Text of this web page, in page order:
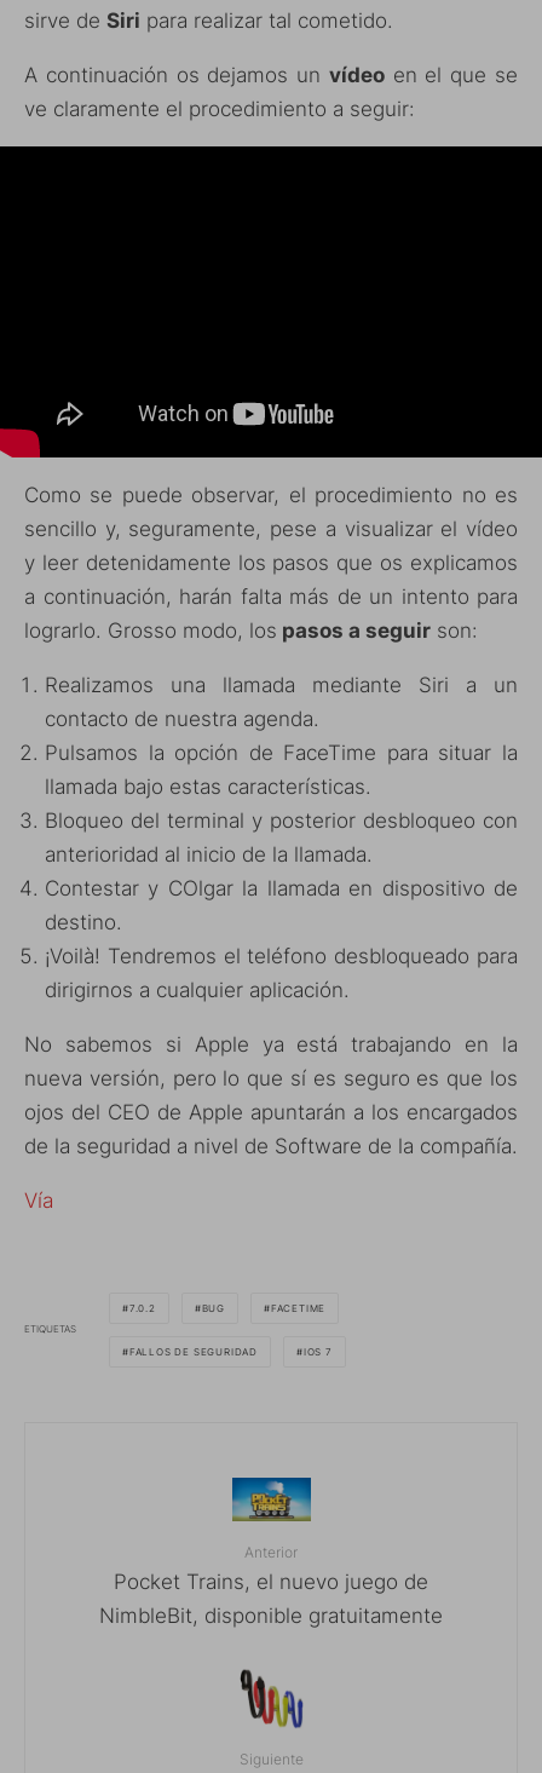
sirve de Siri para realizar tal cometido.
A continuación os dejamos un vídeoen el que se
ve claramente el procedimiento a seguir:
Como se puede observar, el procedimiento no es
sencillo y, seguramente, pese a visualizar el vídeo
y leer detenidamente los pasos que os explicamos
a continuación, harán falta más de un intento para
lograrlo. Grosso modo, los pasos a seguir son:
Realizamos una llamada mediante Siri a un
contacto de nuestra agenda.
Pulsamos la opción de FaceTime para situar la
llamada bajo estas características.
Bloqueo del terminal y posterior desbloqueo con
anterioridad al inicio de la llamada.
Contestar y COlgar la llamada en dispositivo de
destino.
¡Voilà! Tendremos el teléfono desbloqueado para
dirigirnos a cualquier aplicación.
No sabemos si Apple ya está trabajando en la
nueva versión, pero lo que sí es seguro es que los
ojos del CEO de Apple apuntarán a los encargados
de la seguridad a nivel de Software de la compañía.
Vía
ETIQUETAS
7.0.2 BUG FACETIME
FALLOS DE SEGURIDAD IOS 7
Anterior
Pocket Trains, el nuevo juego de
NimbleBit, disponible gratuitamente
Siguiente